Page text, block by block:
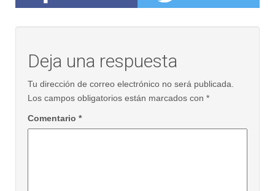
Deja una respuesta
Tu dirección de correo electrónico no será publicada.
Los campos obligatorios están marcados con *
Comentario *